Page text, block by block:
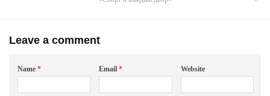
Leave a comment
Name * Email* Website